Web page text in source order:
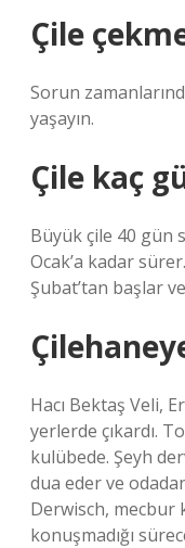
Çile
Sorun
yaşayın.
Çile kaç
Büyük çile 40 gün
Ocak’a kadar
Şubat’tan başlar
Hacı Bektaş Veli,
yerlerde çıkardı.
kulübede. Şeyh
dua eder ve
Derwisch, mecbur
konuşmadığı